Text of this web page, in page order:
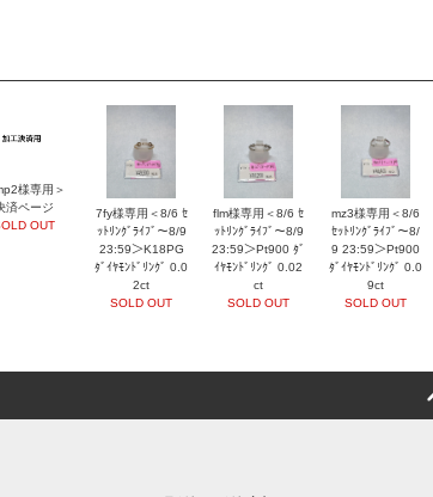
様専用＞
済ページ
OUT
7fy様専用＜8/6 ｾ
ｯﾄﾘﾝｸﾞﾗｲﾌﾞ～8/9
23:59＞K18PG
ﾀﾞｲﾔﾓﾝﾄﾞﾘﾝｸﾞ 0.0
2ct
SOLD OUT
flm様専用＜8/6 ｾ
ｯﾄﾘﾝｸﾞﾗｲﾌﾞ～8/9
23:59＞Pt900 ﾀﾞ
ｲﾔﾓﾝﾄﾞﾘﾝｸﾞ 0.02
ct
SOLD OUT
mz3様専用＜8/6
ｾｯﾄﾘﾝｸﾞﾗｲﾌﾞ～8/
9 23:59＞Pt900
ﾀﾞｲﾔﾓﾝﾄﾞﾘﾝｸﾞ 0.0
9ct
SOLD OUT